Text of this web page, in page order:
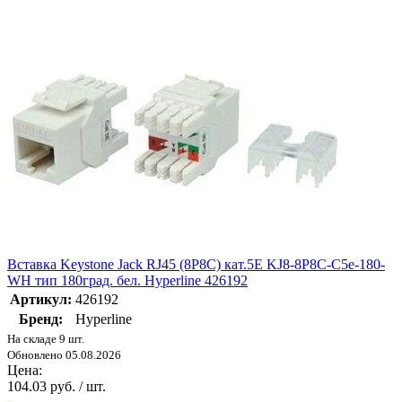
Вставка Keystone Jack RJ45 (8P8C) кат.5E KJ8-8P8C-C5e-180-
WH тип 180град. бел. Hyperline 426192
Артикул: 426192
Бренд:
Hyperline
На складе 9 шт.
Обновлено 05.08.2026
Цена:
104.03 руб. / шт.